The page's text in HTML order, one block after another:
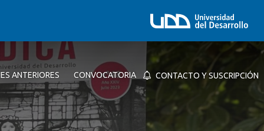
ANTERIORES CONVOCATORIA CONTACTO Y SUSCRIPCIÓN